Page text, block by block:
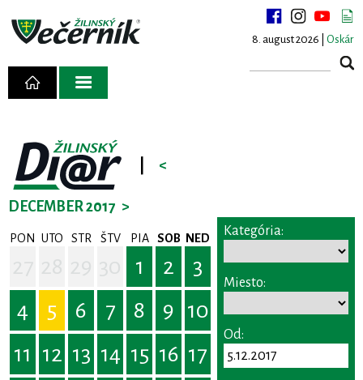
8. august 2026 | Oskár
<
DECEMBER 2017 >
PON UTO STR ŠTV PIA SOB NED
1 2
3
4
5 6 7 8 9 10
11 12 13 14 15 16 17
Kategória:
Miesto:
Od: